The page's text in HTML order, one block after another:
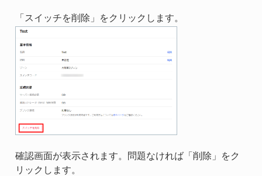
「スイッチを削除」をクリックします。
確認画面が表示されます。問題なければ「削除」をク
リックします。